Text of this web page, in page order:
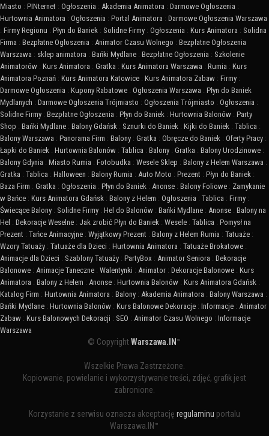
Miasto : PINternet : Ogłoszenia : Akademia Animatora : Darmowe Ogłoszenia :
Hurtownia Animatora : Ogłoszenia : Portal Animatora : Darmowe Ogłoszenia Warszawa
: Firmy Regionu : Płyn do Baniek : Solidne Firmy : Ogłoszenia : Kurs Animatora : Solidna
Firma : Bezpłatne Ogłoszenia : Animator Czasu Wolnego : Bezpłatne Ogłoszenia
Warszawa : sklep animatora : Bańki Mydlane : Bezpłatne Ogłoszenia : Szkolenie
Animatorów : Kurs Animatora : Gratka : Kurs Animatora Warszawa : Rumia : Kurs
Animatora Poznań : Kurs Animatora Katowice : Kurs Animatora Zabaw : Firmy :
Darmowe Ogłoszenia : Kupony Rabatowe : Ogłoszenia Warszawa : Płyn do Baniek
Mydlanych : Darmowe Ogłoszenia Trójmiasto : Ogłoszenia Trójmiasto : Ogłoszenia :
Solidne Firmy : Bezpłatne Ogłoszenia : Płyn do Baniek : Hurtownia Balonów : Party
Shop : Bańki Mydlane : Balony Gdańsk : Sznurki do Baniek : Kijki do Baniek : Tablica :
Balony Warszawa : Panorama Firm : Balony : Gratka : Obręcze do Baniek : Oferty Pracy :
Łapki do Baniek : Hurtownia Balonów : Tablica : Balony : Gratka : Balony Urodzinowe :
Balony Gdynia : Miasto Rumia : Fotobudka : Wesele Sklep : Balony z Helem Warszawa :
Gratka : Tablica : Halloween : Balony Rumia : Auto Moto : Prezent : Płyn do Baniek :
Baza Firm : Gratka : Ogłoszenia : Płyn do Baniek : Anonse : Balony Foliowe : Zamykanie
w Bańce : Kurs Animatora Gdańsk : Balony z Helem : Ogłoszenia : Tablica : Firmy :
Świecące Balony : Solidne Firmy : Hel do Balonów : Bańki Mydlane : Anonse : Balony na
Hel : Dekoracje Weselne : Jak zrobić Płyn do Baniek : Wesele : Tablica : Pomysł na
Prezent : Tańce Animacyjne : Wyjątkowy Prezent : Balony z Helem Rumia : Tatuaże :
Wzory Tatuaży : Tatuaże dla Dzieci : Hurtownia Animatora : Tatuaże Brokatowe :
Animacje dla Dzieci : Szablony Tatuaży : PartyBox : Animator Seniora : Dekoracje
Balonowe : Animacje Taneczne : Walentynki : Animator : Dekoracje Balonowe : Kurs
Animatora : Balony z Helem : Anonse : Hurtownia Balonów : Kurs Animatora Gdańsk :
Katalog Firm : Hurtownia Animatora : Balony : Akademia Animatora : Balony Warszawa :
Bańki Mydlane : Hurtownia Balonów : Kurs Balonowe Dekoracje : Informacje : Animator
Zabaw : Kurs Balonowych Dekoracji : SEO : Animator Czasu Wolnego : Informacje
Warszawa
© CopyrightWarszawa.IN ™
Wszelkie Prawa Zastrzeżone.
Kopiowanie, powielanie i wykorzystywanie treści, zdjęć, grafik jest
zabronione.
Korzystanie z serwisu oznacza akceptację regulaminu portalu
Warszawa.IN™